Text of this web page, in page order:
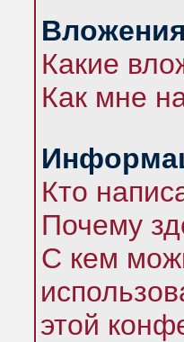
Вложения
Какие
Как мне
Кто
Почему
С кем
этой